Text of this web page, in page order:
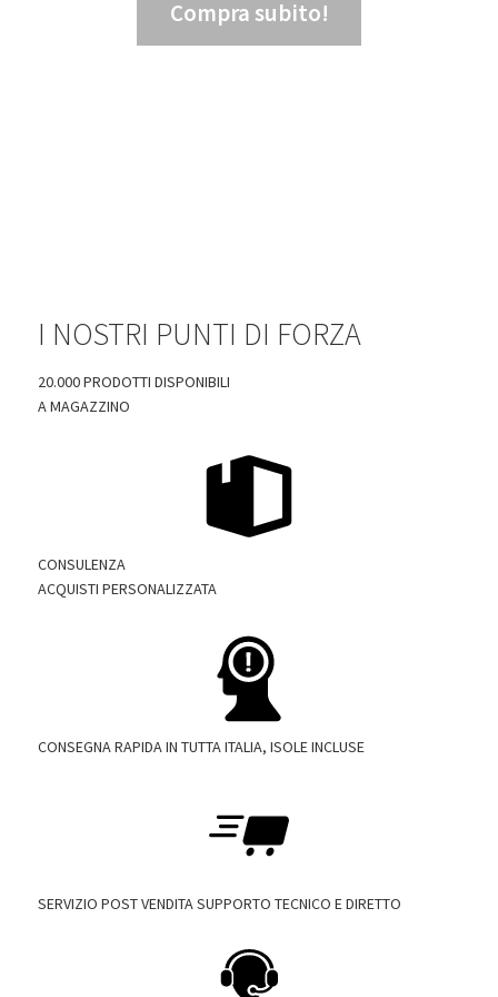
15,47€ IVA ESCLUSA
Compra subito!
I NOSTRI PUNTI DI FORZA
20.000 PRODOTTI DISPONIBILI
A MAGAZZINO
CONSULENZA
ACQUISTI PERSONALIZZATA
CONSEGNA RAPIDA IN TUTTA ITALIA, ISOLE INCLUSE
SERVIZIO POST VENDITA SUPPORTO TECNICO E DIRETTO